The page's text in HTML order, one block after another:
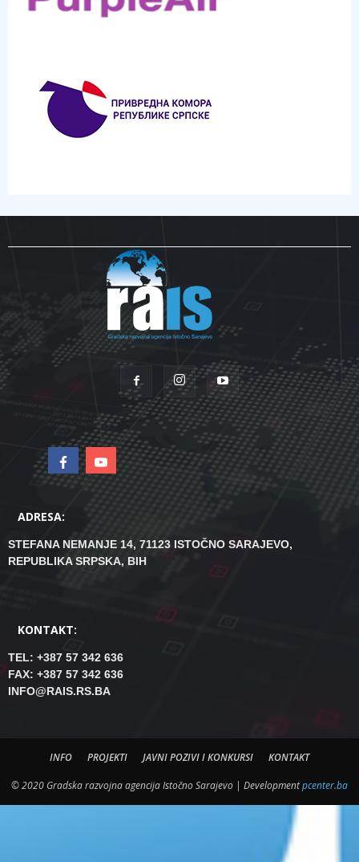
ADRESA:
STEFANA NEMANJE 14, 71123 ISTOČNO SARAJEVO,
REPUBLIKA SRPSKA, BIH
KONTAKT:
TEL: +387 57 342 636
FAX: +387 57 342 636
INFO@RAIS.RS.BA
INFO PROJEKTI JAVNI POZIVI I KONKURSI KONTAKT
© 2020 Gradska razvojna agencija Istočno Sarajevo | Developmentpcenter.ba